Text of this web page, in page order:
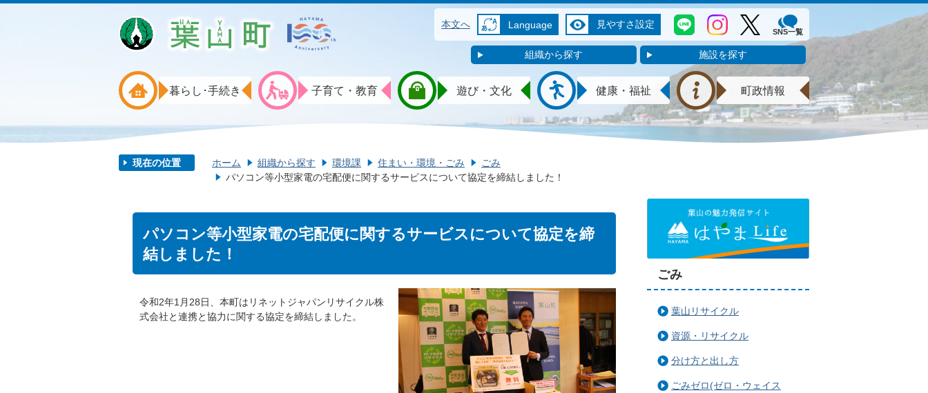
本文へ Language 見やすさ設定
SNS一覧
組織から探す 施設を探す
暮らし･手続き 子育て・教育 遊び・文化 健康・福祉 町政情報
現在の位置 ホーム 組織から探す 環境課 住まい・環境・ごみ
ごみ
パソコン等小型家電の宅配便に関するサービスについて協定を締結しました！
パソコン等小型家電の宅配便に関するサービスについて協定を締
結しました！
令和2年1月28日、本町はリネットジャパンリサイクル株
式会社と連携と協力に関する協定を締結しました。
ごみ
葉山リサイクル
資源・リサイクル
分け方と出し方
ごみゼロ(ゼロ・ウェイス